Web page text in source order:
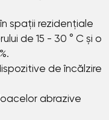
spații rezidențiale
de 15 - 30 ° C și o
de încălzire
abrazive